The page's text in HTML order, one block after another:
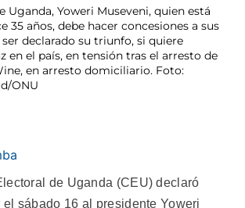
Uganda, Yoweri Museveni, quien está
35 años, debe hacer concesiones a sus
declarado su triunfo, si quiere
en el país, en tensión tras el arresto de
en arresto domiciliario. Foto:
ONU
de Uganda (CEU) declaró
el sábado 16 al presidente Yoweri